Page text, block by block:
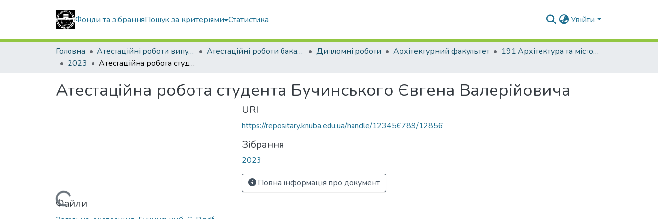
Фонди та зібранняПошук за критеріями Статистика Увійти
Головна Атестаційні роботи випускників Атестаційні роботи бакалаврів Дипломні роботи Архітектурний факультет
191 Архітектура та містобудування
2023
Атестаційна робота студента Бучинського Євгена Валерійовича
Атестаційна робота студента Бучинського Євгена Валерійовича
Файли
URI
https://repositary.knuba.edu.ua/handle/123456789/12856
Зібрання
2023
Повна інформація про документ